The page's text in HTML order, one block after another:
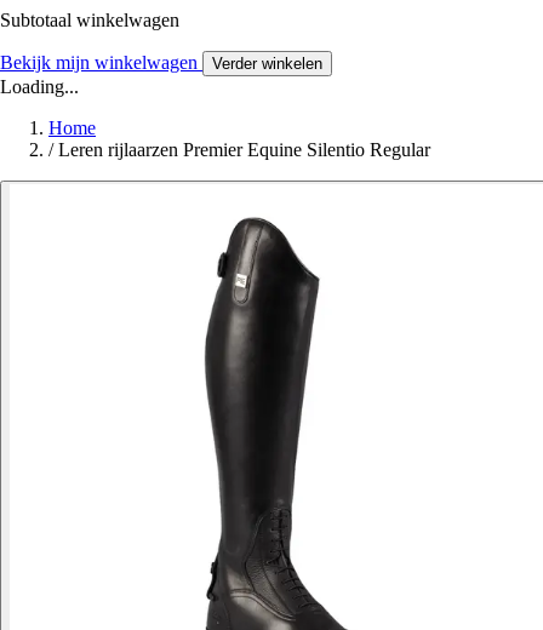
Subtotaal winkelwagen
Bekijk mijn winkelwagen Verder winkelen
Loading...
Home
/ Leren rijlaarzen Premier Equine Silentio Regular